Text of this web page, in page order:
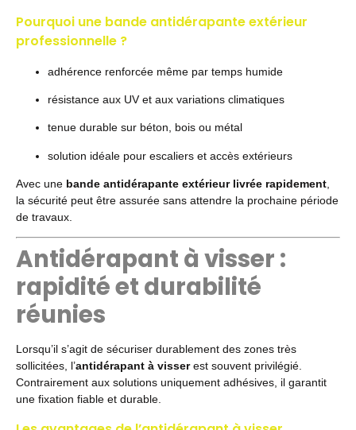
Pourquoi une bande antidérapante extérieur
professionnelle ?
adhérence renforcée même par temps humide
résistance aux UV et aux variations climatiques
tenue durable sur béton, bois ou métal
solution idéale pour escaliers et accès extérieurs
Avec une bande antidérapante extérieur livrée rapidement
la sécurité peut être assurée sans attendre la prochaine période
de travaux.
Antidérapant à visser :
rapidité et durabilité
réunies
Lorsqu’il s’agit de sécuriser durablement des zones très
sollicitées, l’antidérapant à visserest souvent privilégié.
Contrairement aux solutions uniquement adhésives, il garantit
une fixation fiable et durable.